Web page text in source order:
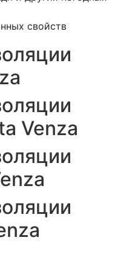
свойств
Venza